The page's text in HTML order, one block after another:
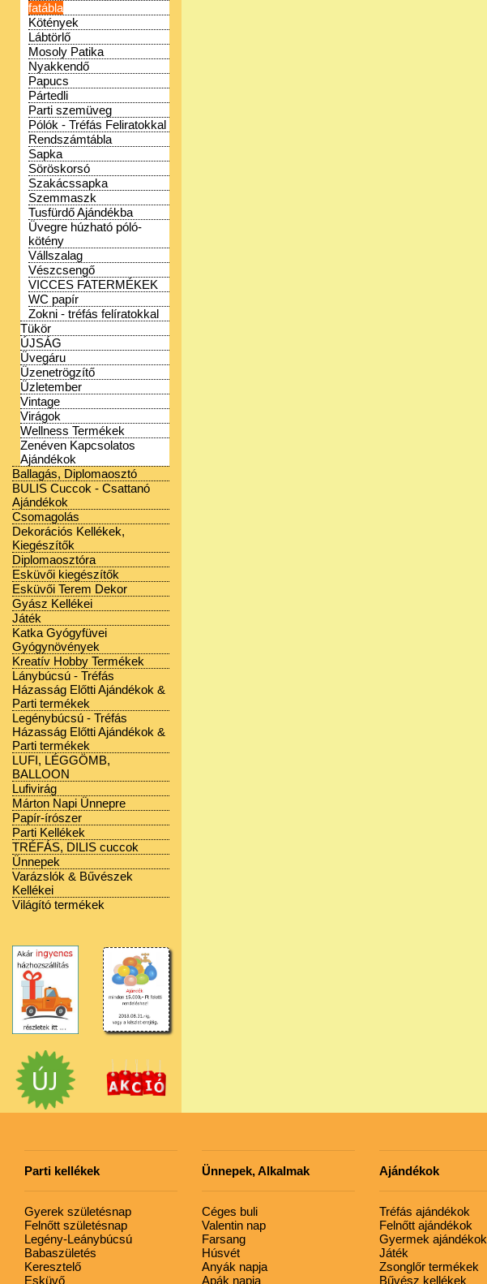
fatábla
Kötények
Lábtörlő
Mosoly Patika
Nyakkendő
Papucs
Pártedli
Parti szemüveg
Pólók - Tréfás Feliratokkal
Rendszámtábla
Sapka
Söröskorsó
Szakácssapka
Szemmaszk
Tusfürdő Ajándékba
Üvegre húzható póló-
kötény
Vállszalag
Vészcsengő
VICCES FATERMÉKEK
WC papír
Zokni - tréfás felíratokkal
Tükör
ÚJSÁG
Üvegáru
Üzenetrögzítő
Üzletember
Vintage
Virágok
Wellness Termékek
Zenéven Kapcsolatos
Ajándékok
Ballagás, Diplomaosztó
BULIS Cuccok - Csattanó
Ajándékok
Csomagolás
Dekorációs Kellékek,
Kiegészítők
Diplomaosztóra
Esküvői kiegészítők
Esküvői Terem Dekor
Gyász Kellékei
Játék
Katka Gyógyfüvei
Gyógynövények
Kreatív Hobby Termékek
Lánybúcsú - Tréfás
Házasság Előtti Ajándékok &
Parti termékek
Legénybúcsú - Tréfás
Házasság Előtti Ajándékok &
Parti termékek
LUFI, LÉGGÖMB,
BALLOON
Lufivirág
Márton Napi Ünnepre
Papír-írószer
Parti Kellékek
TRÉFÁS, DILIS cuccok
Ünnepek
Varázslók & Bűvészek
Kellékei
Világító termékek
Parti kellékek
Gyerek születésnap
Felnőtt születésnap
Legény-Leánybúcsú
Babaszületés
Keresztelő
Esküvő
Ünnepek, Alkalmak
Céges buli
Valentin nap
Farsang
Húsvét
Anyák napja
Apák napja
Ajándékok
Tréfás ajándékok
Felnőtt ajándékok
Gyermek ajándékok
Játék
Zsonglőr termékek
Bűvész kellékek